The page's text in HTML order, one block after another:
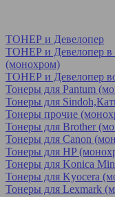
ТОНЕР и Девелопер
ТОНЕР и Девелопер в
(монохром)
ТОНЕР и Девелопер
Тонеры для Pantum
Тонеры для
Тонеры прочие
Тонеры для Brother
Тонеры для Canon
Тонеры для HP
Тонеры для Konica
Тонеры для Kyocera
Тонеры для Lexmark